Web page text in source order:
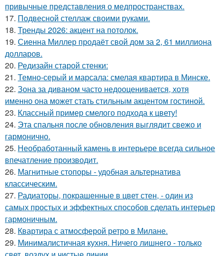
привычные представления о медпространствах.
17. Подвесной стеллаж своими руками.
18. Тренды 2026: акцент на потолок.
19. Сиенна Миллер продаёт свой дом за 2, 61 миллиона
долларов.
20. Редизайн старой стенки:
21. Темно-серый и марсала: смелая квартира в Минске.
22. Зона за диваном часто недооценивается, хотя
именно она может стать стильным акцентом гостиной.
23. Классный пример смелого подхода к цвету!
24. Эта спальня после обновления выглядит свежо и
гармонично.
25. Необработанный камень в интерьере всегда сильное
впечатление производит.
26. Магнитные стопоры - удобная альтернатива
классическим.
27. Радиаторы, покрашенные в цвет стен, - один из
самых простых и эффектных способов сделать интерьер
гармоничным.
28. Квартира с атмосферой ретро в Милане.
29. Минималистичная кухня. Ничего лишнего - только